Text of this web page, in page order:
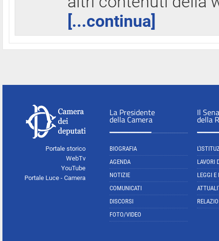
[...continua]
Portale storico
WebTv
YouTube
Portale Luce - Camera
La Presidente
della Camera
BIOGRAFIA
AGENDA
NOTIZIE
COMUNICATI
DISCORSI
FOTO/VIDEO
Il
della
LAVORI
LEGGI E